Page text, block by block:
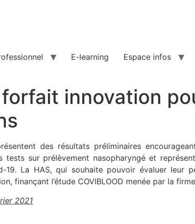
E-learning Espace infos
innovation
des résultats préliminaires
sur prélèvement nasopharyngé et
La HAS, qui souhaite pouvoir évaluer leur
finançant l’étude COVIBLOOD menée par la firme
2021